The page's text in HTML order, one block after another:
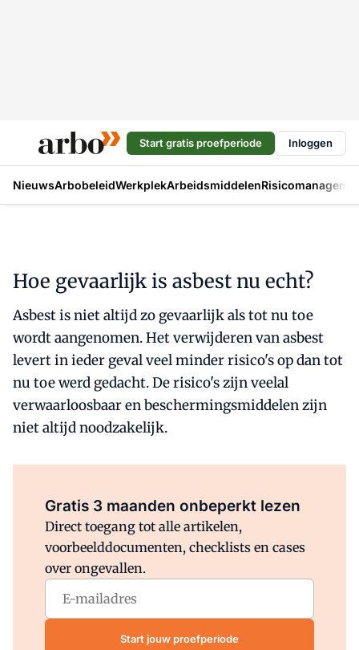
Start gratis proefperiode Inloggen
NieuwsArbobeleidWerkplekArbeidsmiddelen
Hoe gevaarlijk is asbest nu echt?
Asbest is niet altijd zo gevaarlijk als tot nu toe
wordt aangenomen. Het verwijderen van asbest
levert in ieder geval veel minder risico's op dan tot
nu toe werd gedacht. De risico's zijn veelal
verwaarloosbaar en beschermingsmiddelen zijn
niet altijd noodzakelijk.
Gratis 3 maanden onbeperkt lezen
Direct toegang tot alle artikelen,
voorbeelddocumenten, checklists en cases
over ongevallen.
Start jouw proefperiode